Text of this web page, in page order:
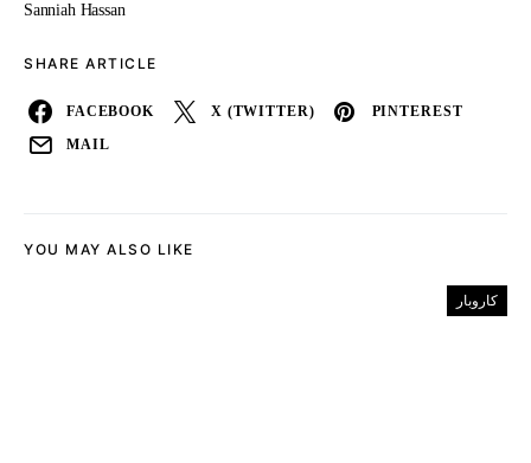
Sanniah Hassan
SHARE ARTICLE
FACEBOOK X (TWITTER) PINTEREST
MAIL
YOU MAY ALSO LIKE
کاروبار